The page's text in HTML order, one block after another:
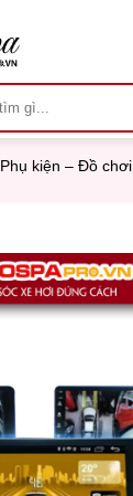
Phụ kiện – Đồ chơi